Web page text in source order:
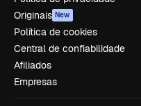
Originais New
Política de cookies
Central de confiabilidade
Afiliados
Empresas